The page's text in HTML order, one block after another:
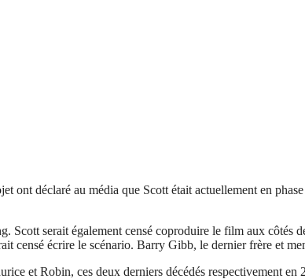
ont déclaré au média que Scott était actuellement en
Scott serait également censé coproduire le film aux
censé écrire le scénario. Barry Gibb, le dernier frère et
et Robin, ces deux derniers décédés respectivement en